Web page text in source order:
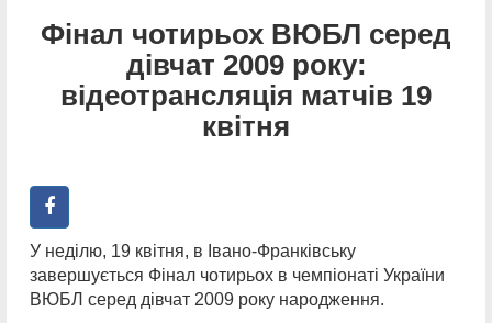
Фінал чотирьох ВЮБЛ серед
дівчат 2009 року:
відеотрансляція матчів 19
квітня
У неділю, 19 квітня, в Івано-Франківську
завершується Фінал чотирьох в чемпіонаті України
ВЮБЛ серед дівчат 2009 року народження.